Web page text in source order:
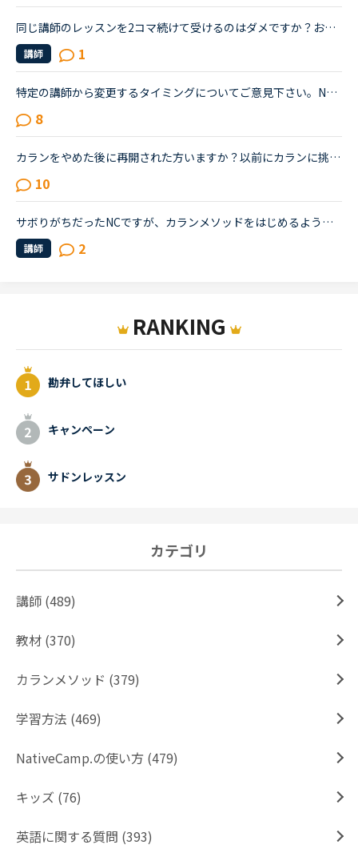
同じ講師のレッスンを2コマ続けて受けるのはダメですか？お気に入りの講師とのレッスン終了後、続けてレッスンしようと思っているときに、またその講師が今すぐオッケーになっている場合に続けて受講しても構わな...
講師 1
特定の講師から変更するタイミングについてご意見下さい。NC歴2か月、カランをやっておりSTAGE１から始めた超初心者です。現在はSTAGE2が終了するところです。レベルチェック時の講師が高速カランでしたが、２回...
8
カランをやめた後に再開された方いますか？以前にカランに挑戦しましたが、３〜４回やめています。ステージはたぶん５。復習に時間がかかるので、レッスンスケジュールがタイトになり諦めてしまいました。あと子...
10
サボりがちだったNCですが、カランメソッドをはじめるようになりほぼ毎日やるようになりました。毎日2レッスンカランが理想だとは思うのですが、今のところ1レッスンのみです。昔他社でカランを少しやっていた時...
講師 2
RANKING
勘弁してほしい
キャンペーン
サドンレッスン
カテゴリ
講師 (489)
教材 (370)
カランメソッド (379)
学習方法 (469)
NativeCamp.の使い方 (479)
キッズ (76)
英語に関する質問 (393)